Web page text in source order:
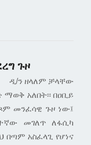
ጉዞ
ዲ/ን ዘላለም ቻላቸው
አለበት፡፡ በዐቢይ
መንፈሳዊ ጉዞ ነው፤
መገለጥ ለፋሲካ
በጣም አስፈላጊ የሆነና